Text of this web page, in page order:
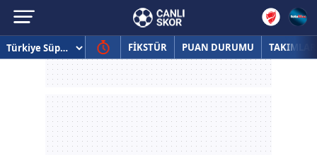
FİKSTÜR PUAN DURUMU TAKIMLAR